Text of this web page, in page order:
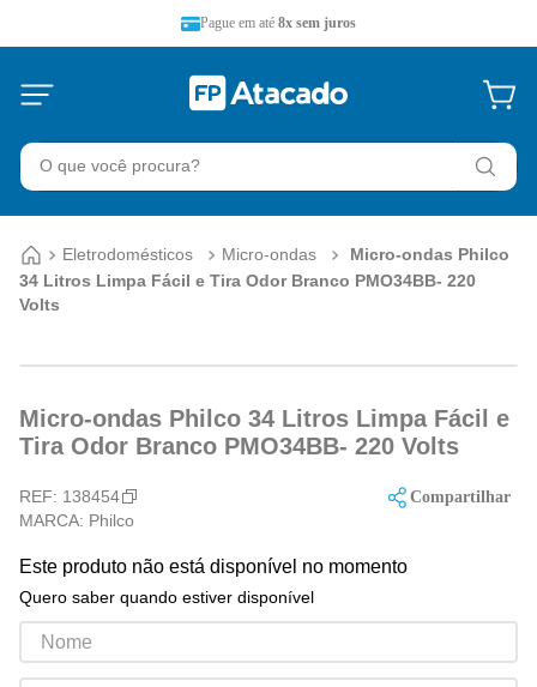
Pague em até 8x sem juros
O que você procura?
Eletrodomésticos Micro-ondas
Micro-ondas Philco
34 Litros Limpa Fácil e Tira Odor Branco PMO34BB- 220
Volts
Micro-ondas Philco 34 Litros Limpa Fácil e
Tira Odor Branco PMO34BB- 220 Volts
REF: 138454
MARCA: Philco
Compartilhar
Este produto não está disponível no momento
Quero saber quando estiver disponível